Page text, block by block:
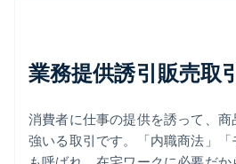
業務提供誘引販売取
消費者に仕事の提供を誘って、
強いる取引です。「内職商法」「